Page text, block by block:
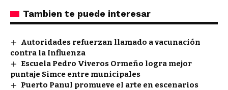
Tambien te puede interesar
Autoridades refuerzan llamado a vacunación
contra la Influenza
Escuela Pedro Viveros Ormeño logra mejor
puntaje Simce entre municipales
Puerto Panul promueve el arte en escenarios